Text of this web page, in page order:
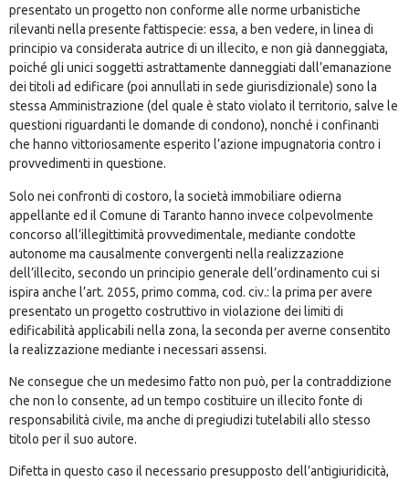
presentato un progetto non conforme alle norme urbanistiche
rilevanti nella presente fattispecie: essa, a ben vedere, in linea di
principio va considerata autrice di un illecito, e non già danneggiata,
poiché gli unici soggetti astrattamente danneggiati dall’emanazione
dei titoli ad edificare (poi annullati in sede giurisdizionale) sono la
stessa Amministrazione (del quale è stato violato il territorio, salve le
questioni riguardanti le domande di condono), nonché i confinanti
che hanno vittoriosamente esperito l’azione impugnatoria contro i
provvedimenti in questione.
Solo nei confronti di costoro, la società immobiliare odierna
appellante ed il Comune di Taranto hanno invece colpevolmente
concorso all’illegittimità provvedimentale, mediante condotte
autonome ma causalmente convergenti nella realizzazione
dell’illecito, secondo un principio generale dell’ordinamento cui si
ispira anche l’art. 2055, primo comma, cod. civ.: la prima per avere
presentato un progetto costruttivo in violazione dei limiti di
edificabilità applicabili nella zona, la seconda per averne consentito
la realizzazione mediante i necessari assensi.
Ne consegue che un medesimo fatto non può, per la contraddizione
che non lo consente, ad un tempo costituire un illecito fonte di
responsabilità civile, ma anche di pregiudizi tutelabili allo stesso
titolo per il suo autore.
Difetta in questo caso il necessario presupposto dell’antigiuridicità,